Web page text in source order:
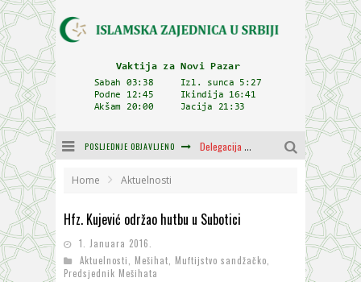
POSLJEDNJE OBJAVLJENO Delegacija IZ-e na godišnjici bitke kod Petrovaradina
Home Aktuelnosti
Hfz. Kujević održao hutbu u Subotici
1. Januara 2016.
Aktuelnosti
Mešihat Muftijstvo sandžačko
Predsjednik Mešihata